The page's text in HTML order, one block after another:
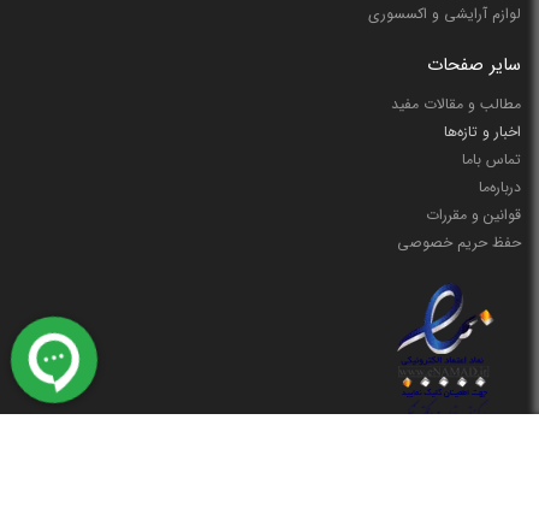
لوازم آرایشی و اکسسوری
سایر صفحات
مطالب و مقالات مفید
اخبار و تازه‌ها
تماس باما
درباره‌ما
قوانین و مقررات
حفظ حریم خصوصی